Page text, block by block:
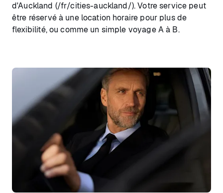
d'Auckland (/fr/cities-auckland/). Votre service peut
être réservé à une location horaire pour plus de
flexibilité, ou comme un simple voyage A à B.